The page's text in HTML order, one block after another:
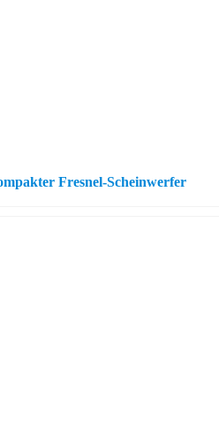
Fresnel-Scheinwerfer